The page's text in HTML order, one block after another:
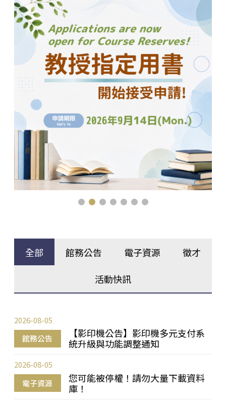
全部 館務公告 電子資源 徵才
活動快訊
館務公告
【影印機公告】影印機多元支付系
統升級與功能調整通知
2026-08-05
電子資源
您可能被停權！請勿大量下載資料
庫！
2026-08-05